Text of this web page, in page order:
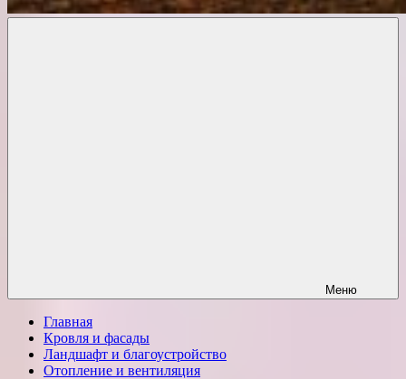
Меню
Главная
Кровля и фасады
Ландшафт и благоустройство
Отопление и вентиляция